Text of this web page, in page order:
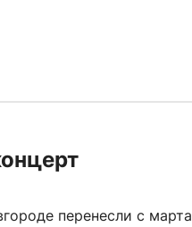
перенесли с марта